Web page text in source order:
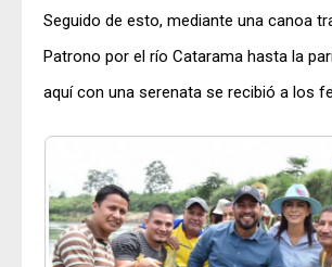
Seguido de esto, mediante una canoa
Patrono por el río Catarama hasta la
aquí con una serenata se recibió a los